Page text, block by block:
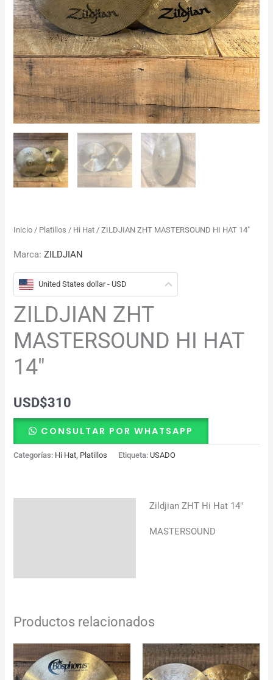
Inicio / Platillos / Hi Hat / ZILDJIAN ZHT MASTERSOUND HI HAT 14″
Marca:ZILDJIAN
United States dollar - USD
ZILDJIAN ZHT
MASTERSOUND HI HAT
14″
USD$310
CONSULTAR POR WHATSAPP
Categorías: Hi Hat, Platillos Etiqueta: USADO
Zildjian ZHT Hi Hat 14″
MASTERSOUND
Productos relacionados